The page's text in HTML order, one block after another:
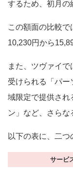
するため、初月の
この額面の比較
10,230円から
また、ツヴァイ
受けられる「パ
域限定で提供され
ン」など、さらな
以下の表に、二
サービ